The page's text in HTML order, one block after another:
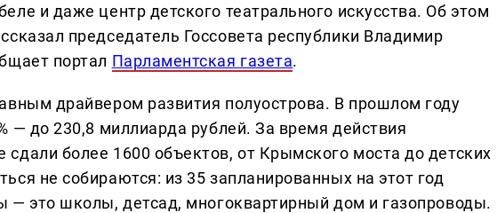
и даже центр детского театрального искусства. Об этом
председатель Госсовета республики Владимир
портал Парламентская газета.
драйвером развития полуострова. В прошлом году
— до 230,8 миллиарда рублей. За время действия
более 1600 объектов, от Крымского моста до детских
не собираются: из 35 запланированных на этот год
— это школы, детсад, многоквартирный дом и газопроводы.